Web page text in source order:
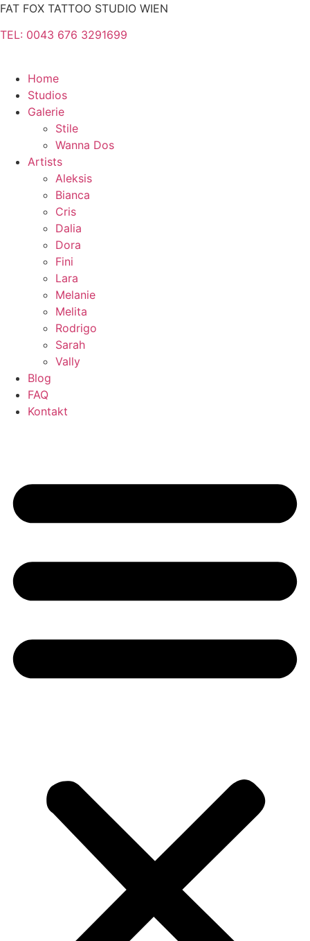
Zum
springen
FAT FOX TATTOO STUDIO WIEN
TEL: 0043 676 3291699
Home
Studios
Galerie
Stile
Wanna Dos
Artists
Aleksis
Bianca
Cris
Dalia
Dora
Fini
Lara
Melanie
Melita
Rodrigo
Sarah
Vally
Blog
FAQ
Kontakt